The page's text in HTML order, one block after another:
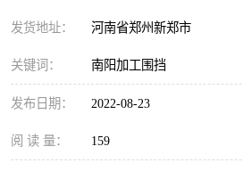
发货地址： 河南省郑州新郑市
关键词： 南阳加工围挡
发布日期： 2022-08-23
阅 读 量： 159